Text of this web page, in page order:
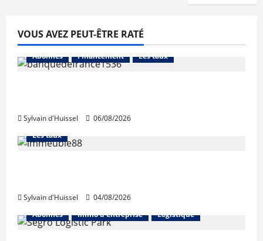
VOUS AVEZ PEUT-ÊTRE RATÉ
Abonnés Financement Les taux
Sylvain d'Huissel 06/08/2026
Abonnés Financement
Les taux
Sylvain d'Huissel
04/08/2026
Abonnés
Immo d'entreprise Logistique